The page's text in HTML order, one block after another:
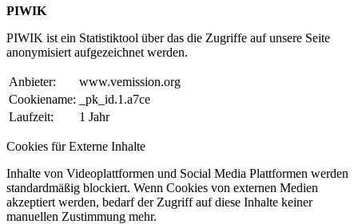
PIWIK
PIWIK ist ein Statistiktool über das die Zugriffe auf unsere Seite
anonymisiert aufgezeichnet werden.
Anbieter:
www.vemission.org
Cookiename:
_pk_id.1.a7ce
Laufzeit:
1 Jahr
Cookies für Externe Inhalte
Inhalte von Videoplattformen und Social Media Plattformen werden
standardmäßig blockiert. Wenn Cookies von externen Medien
akzeptiert werden, bedarf der Zugriff auf diese Inhalte keiner
manuellen Zustimmung mehr.